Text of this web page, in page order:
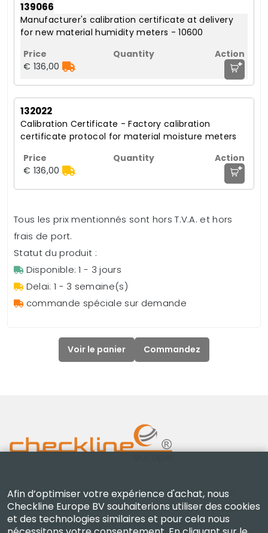
139066
Manufacturer's calibration certificate at delivery
for new material humidity meters - 10600
€ 136,00 +
132022
Calibration Certificate - Factory calibration
certificate protocol for material moisture meters
€ 136,00 +
Tous les prix mentionnés sont hors T.V.A. et hors
frais de port.
Statut du produit :
Disponible: 1 - 3 jours
Delai: 1 - 3 semaine(s)
commande spéciale sur demande
Voir le panier Commandez
Checkline Europe B.V. — spécialistes de la fourniture,
de l'étalonnage, de la certification et de la réparation
d'instruments de mesure de haute précision.
Afin d’optimiser votre expérience d'achat, nous
Checkline Europe BV souhaiterions utiliser des cookies
et des technologies similaires et pour cela nous